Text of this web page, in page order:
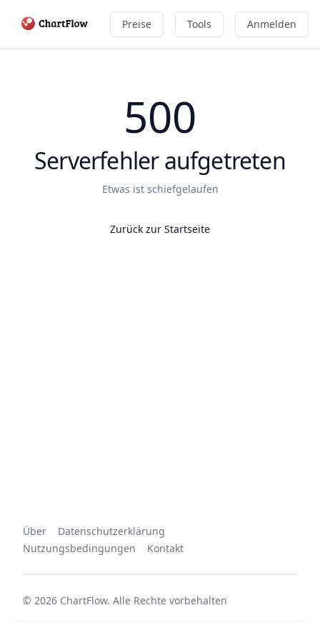
Preise Tools Anmelden
500
Serverfehler aufgetreten
Etwas ist schiefgelaufen
Zurück zur Startseite
Über
Datenschutzerklärung
Nutzungsbedingungen
Kontakt
© 2026 ChartFlow. Alle Rechte vorbehalten